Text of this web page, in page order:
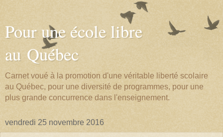
Pour une école libre
au Québec
Carnet voué à la promotion d'une véritable liberté scolaire
au Québec, pour une diversité de programmes, pour une
plus grande concurrence dans l'enseignement.
vendredi 25 novembre 2016